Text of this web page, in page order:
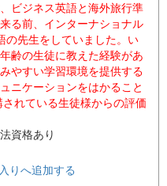
ビジネス英語と海外旅行準
る前、インターナショナル
の先生をしていました。い
齢の生徒に教えた経験があ
やすい学習環境を提供する
ニケーションをはかること
れている生徒様からの評価
資格あり
りへ追加する